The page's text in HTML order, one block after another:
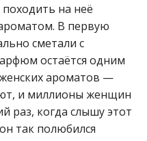
на неё
В первую
сметали с
остаётся одним
ароматов —
и миллионы женщин
раз, когда слышу этот
так полюбился